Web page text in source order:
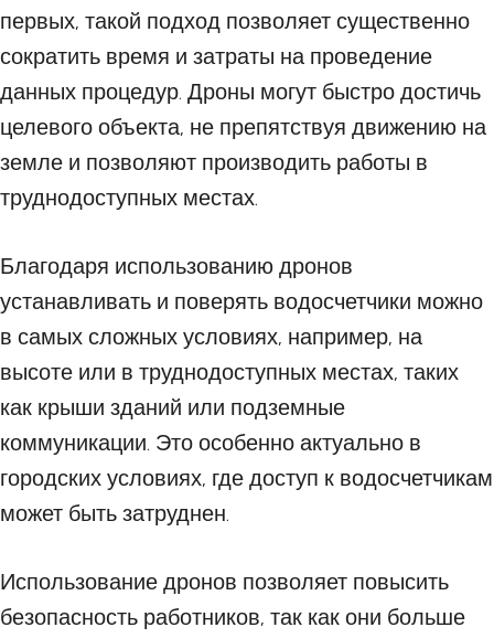
первых, такой подход позволяет существенно
сократить время и затраты на проведение
данных процедур. Дроны могут быстро достичь
целевого объекта, не препятствуя движению на
земле и позволяют производить работы в
труднодоступных местах.
Благодаря использованию дронов
устанавливать и поверять водосчетчики можно
в самых сложных условиях, например, на
высоте или в труднодоступных местах, таких
как крыши зданий или подземные
коммуникации. Это особенно актуально в
городских условиях, где доступ к водосчетчикам
может быть затруднен.
Использование дронов позволяет повысить
безопасность работников, так как они больше